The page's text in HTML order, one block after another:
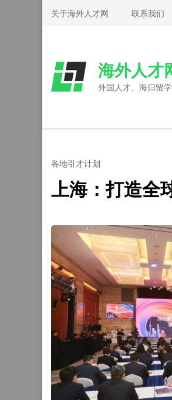
Skip
Enter)
关于海外人才网 联系我们
海外人才
外国人才、海归留
各地引才计划
上海：打造全